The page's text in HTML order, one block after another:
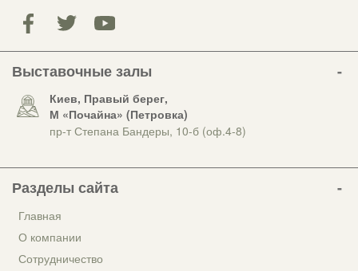
Выставочные залы
Киев, Правый берег,
М «Почайна» (Петровка)
пр-т Степана Бандеры, 10-б (оф.4-8)
Разделы сайта
Главная
О компании
Сотрудничество